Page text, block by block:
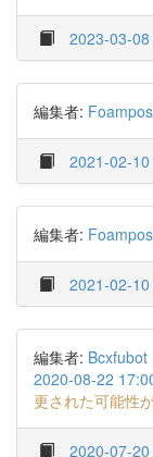
2023-03-
編集者:
2021-02-
編集者:
2021-02-
編集者: Bcxfubot
2020-08-22
更された可能性
2020-07-